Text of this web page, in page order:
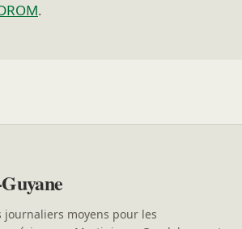
.
journaliers moyens pour les